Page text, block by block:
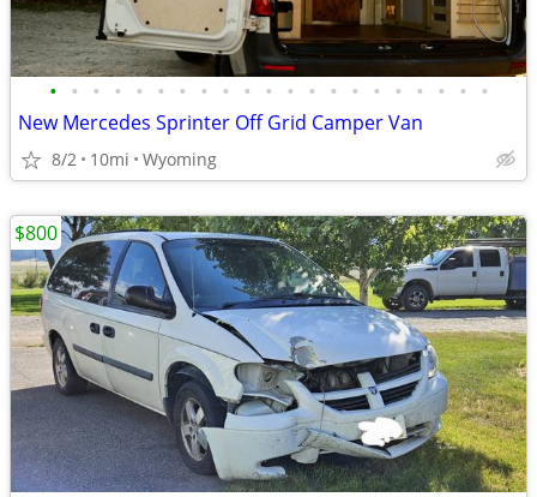
• • • • • • • • • • • • • • • • • • • • •
New Mercedes Sprinter Off Grid Camper Van
8/2 10mi Wyoming
$800